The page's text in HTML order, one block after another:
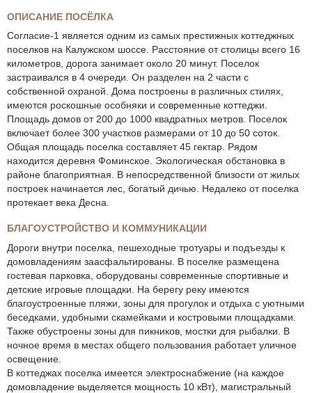
ОПИСАНИЕ ПОСЁЛКА
Согласие-1 является одним из самых престижных коттеджных
поселков на Калужском шоссе. Расстояние от столицы всего 16
километров, дорога занимает около 20 минут. Поселок
застраивался в 4 очереди. Он разделен на 2 части с
собственной охраной. Дома построены в различных стилях,
имеются роскошные особняки и современные коттеджи.
Площадь домов от 200 до 1000 квадратных метров. Поселок
включает более 300 участков размерами от 10 до 50 соток.
Общая площадь поселка составляет 45 гектар. Рядом
находится деревня Фоминское. Экологическая обстановка в
районе благоприятная. В непосредственной близости от жилых
построек начинается лес, богатый дичью. Недалеко от поселка
протекает века Десна.
БЛАГОУСТРОЙСТВО И КОММУНИКАЦИИ
Дороги внутри поселка, пешеходные тротуары и подъезды к
домовладениям заасфальтированы. В поселке размещена
гостевая парковка, оборудованы современные спортивные и
детские игровые площадки. На берегу реку имеются
благоустроенные пляжи, зоны для прогулок и отдыха с уютными
беседками, удобными скамейками и костровыми площадками.
Также обустроены зоны для пикников, мостки для рыбалки. В
ночное время в местах общего пользования работает уличное
освещение.
В коттеджах поселка имеется электроснабжение (на каждое
домовладение выделяется мощность 10 кВт), магистральный